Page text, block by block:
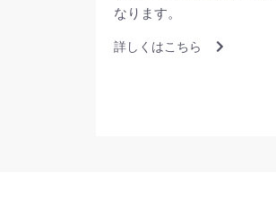
なります。
詳しくはこちら